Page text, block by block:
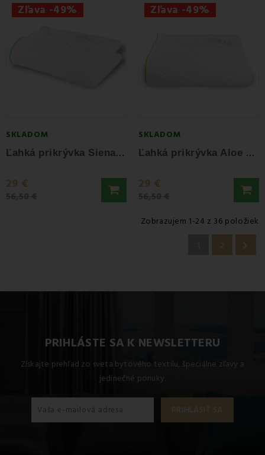
Zľava -49%
SKLADOM
Ľ
ahká prikrývka Siena 140x200 EMI
29 €
Zľava -49%
SKLADOM
Ľ
ahká prikrývka Aloe Vera 140x200 EMI
29 €
Zobrazujem 1-24 z 36 položiek
2 
PRIHLÁSTE SA K NEWSLETTERU
Získajte prehľad zo sveta bytového textilu, špeciálne zľavy a
jedinečné ponuky.